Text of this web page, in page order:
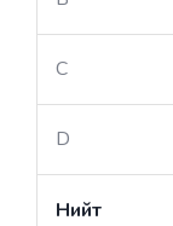
C
D
Нийт